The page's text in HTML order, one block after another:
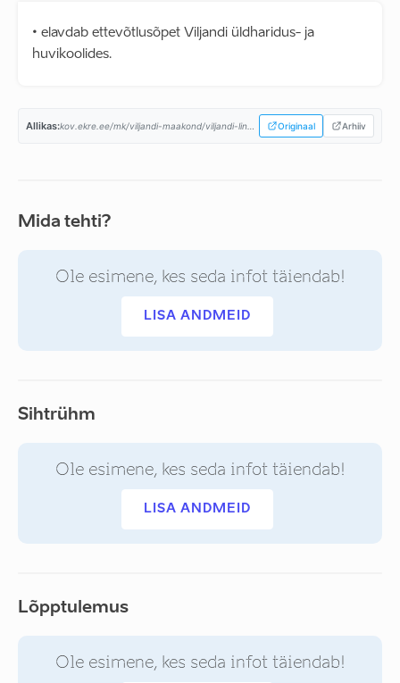
• elavdab ettevõtlusõpet Viljandi üldharidus- ja
huvikoolides.
Allikas: Originaal Arhiiv
Mida tehti?
Ole esimene, kes seda infot täiendab!
LISA ANDMEID
Sihtrühm
Ole esimene, kes seda infot täiendab!
LISA ANDMEID
Lõpptulemus
Ole esimene, kes seda infot täiendab!